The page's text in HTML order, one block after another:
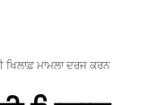
ਖਿਲਾਫ਼ ਮਾਮਲਾ ਦਰਜ ਕਰਨ